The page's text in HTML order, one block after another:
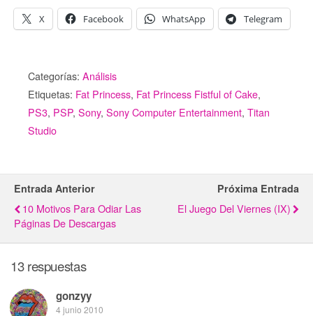
X Facebook WhatsApp Telegram
Categorías: Análisis
Etiquetas: Fat Princess, Fat Princess Fistful of Cake,
PS3, PSP, Sony, Sony Computer Entertainment, Titan
Studio
Entrada Anterior
10 Motivos Para Odiar Las
Páginas De Descargas
Próxima Entrada
El Juego Del Viernes (IX)
13 respuestas
gonzyy
4 junio 2010